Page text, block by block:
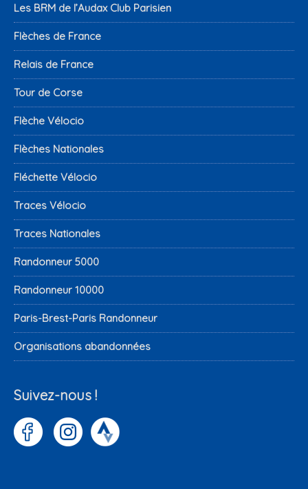
Les BRM de l’Audax Club Parisien
Flèches de France
Relais de France
Tour de Corse
Flèche Vélocio
Flèches Nationales
Fléchette Vélocio
Traces Vélocio
Traces Nationales
Randonneur 5000
Randonneur 10000
Paris-Brest-Paris Randonneur
Organisations abandonnées
Suivez-nous !